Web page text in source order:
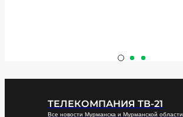
ТЕЛЕКОМПАНИЯ ТВ-21
Все новости Мурманска и Мурманской области